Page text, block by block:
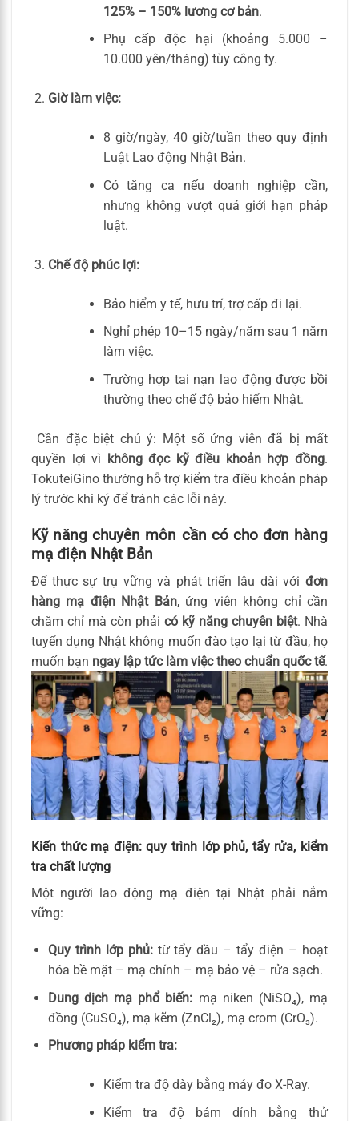
125% – 150% lương cơ bản.
Phụ cấp độc hại (khoảng 5.000 –
10.000 yên/tháng) tùy công ty.
Giờ làm việc:
8 giờ/ngày, 40 giờ/tuần theo quy định
Luật Lao động Nhật Bản.
Có tăng ca nếu doanh nghiệp cần,
nhưng không vượt quá giới hạn pháp
luật.
Chế độ phúc lợi:
Bảo hiểm y tế, hưu trí, trợ cấp đi lại.
Nghỉ phép 10–15 ngày/năm sau 1 năm
làm việc.
Trường hợp tai nạn lao động được bồi
thường theo chế độ bảo hiểm Nhật.
Cần đặc biệt chú ý: Một số ứng viên đã bị mất
quyền lợi vì không đọc kỹ điều khoản hợp đồng.
TokuteiGino thường hỗ trợ kiểm tra điều khoản pháp
lý trước khi ký để tránh các lỗi này.
Kỹ năng chuyên môn cần có cho đơn hàng
mạ điện Nhật Bản
Để thực sự trụ vững và phát triển lâu dài với đơn
hàng mạ điện Nhật Bản, ứng viên không chỉ cần
chăm chỉ mà còn phải có kỹ năng chuyên biệt. Nhà
tuyển dụng Nhật không muốn đào tạo lại từ đầu, họ
muốn bạn ngay lập tức làm việc theo chuẩn quốc tế.
Kiến thức mạ điện: quy trình lớp phủ, tẩy rửa, kiểm
tra chất lượng
Một người lao động mạ điện tại Nhật phải nắm
vững:
Quy trình lớp phủ:từ tẩy dầu – tẩy điện – hoạt
hóa bề mặt – mạ chính – mạ bảo vệ – rửa sạch.
Dung dịch mạ phổ biến: mạ niken (NiSO₄), mạ
đồng (CuSO₄), mạ kẽm (ZnCl₂), mạ crom (CrO₃).
Phương pháp kiểm tra:
Kiểm tra độ dày bằng máy đo X-Ray.
Kiểm tra độ bám dính bằng thử